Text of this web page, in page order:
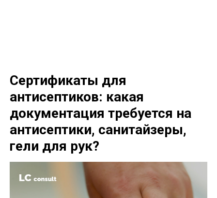
Сертификаты для
антисептиков: какая
документация требуется на
антисептики, санитайзеры,
гели для рук?